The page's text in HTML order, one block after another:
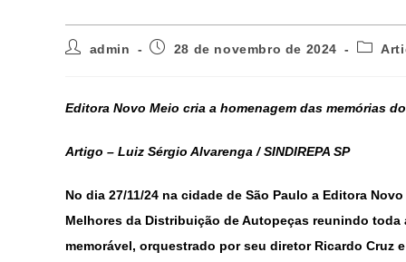
admin 28 de novembro de 2024
Editora Novo Meio cria a homenagem das memórias
Artigo – Luiz Sérgio Alvarenga / SINDIREPA SP
No dia 27/11/24 na cidade de São Paulo a Editora
Melhores da Distribuição de Autopeças reunindo
memorável, orquestrado por seu diretor Ricardo Cruz